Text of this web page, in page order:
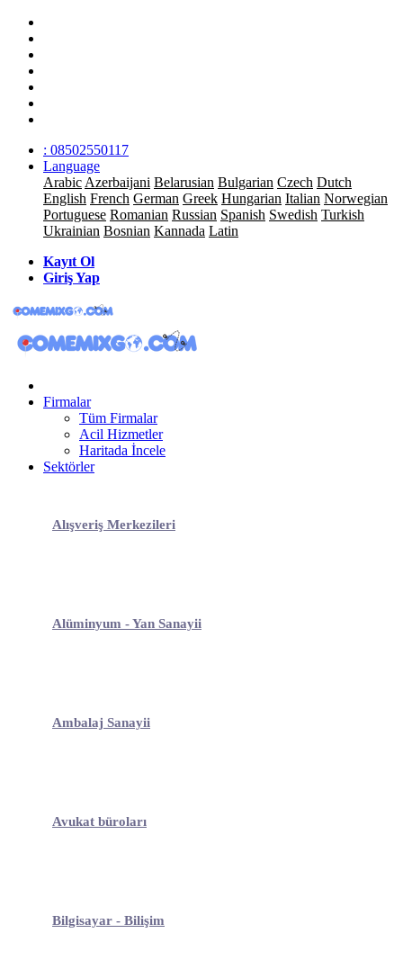
: 08502550117
Language
Arabic Azerbaijani Belarusian Bulgarian Czech Dutch
English French German Greek Hungarian Italian Norwegian
Portuguese Romanian Russian Spanish Swedish Turkish
Ukrainian Bosnian Kannada Latin
Kayıt Ol
Giriş Yap
Firmalar
Tüm Firmalar
Acil Hizmetler
Haritada İncele
Sektörler
Alışveriş Merkezileri
Alüminyum - Yan Sanayii
Ambalaj Sanayii
Avukat büroları
Bilgisayar - Bilişim